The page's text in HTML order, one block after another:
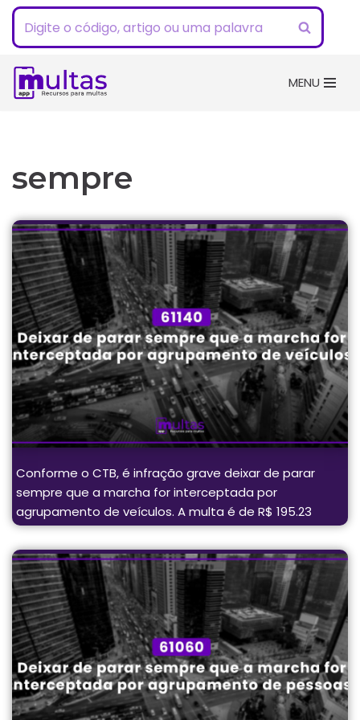
Pular
para
conteúdo
MENU
sempre
Conforme o CTB, é infração grave deixar de parar
sempre que a marcha for interceptada por
agrupamento de veículos. A multa é de R$ 195.23